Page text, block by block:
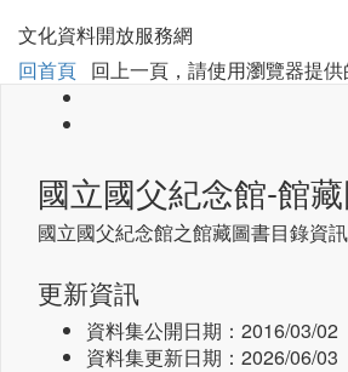
文化資料開放服務網
回首頁 回上一頁，請使用瀏覽器提
國立國父紀念館-館
國立國父紀念館之館藏圖書目錄資
更新資訊
資料集公開日期： 2016/03/02
資料集更新日期： 2026/06/03